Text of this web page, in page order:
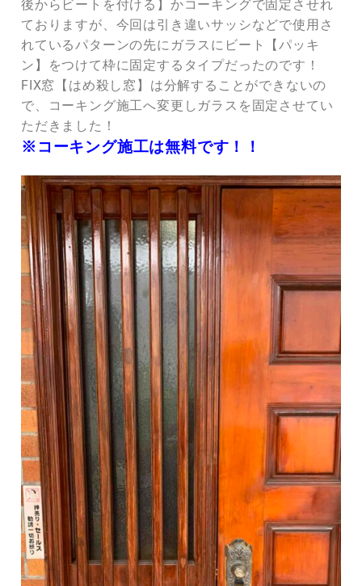
後からビートを付ける】かコーキングで固定させれ
ておりますが、今回は引き違いサッシなどで使用さ
れているパターンの先にガラスにビート【パッキ
ン】をつけて枠に固定するタイプだったのです！
FIX窓【はめ殺し窓】は分解することができないの
で、コーキング施工へ変更しガラスを固定させてい
ただきました！
※コーキング施工は無料です！！